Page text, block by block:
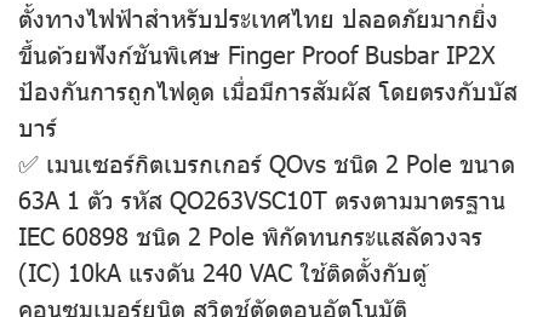
ตั้งทางไฟฟ้าสำหรับประเทศไทย ปลอดภัยมากยิ่ง
ขึ้นด้วยฟังก์ชันพิเศษ Finger Proof Busbar IP2X
ป้องกันการถูกไฟดูด เมื่อมีการสัมผัส โดยตรงกับบัส
บาร์
✅ เมนเซอร์กิตเบรกเกอร์ QOvs ชนิด 2 Pole ขนาด
63A 1 ตัว รหัส QO263VSC10T ตรงตามมาตรฐาน
IEC 60898 ชนิด 2 Pole พิกัดทนกระแสลัดวงจร
(IC) 10kA แรงดัน 240 VAC ใช้ติดตั้งกับตู้
คอนซูมเมอร์ยูนิต สวิตช์ตัดตอนอัตโนมัติ